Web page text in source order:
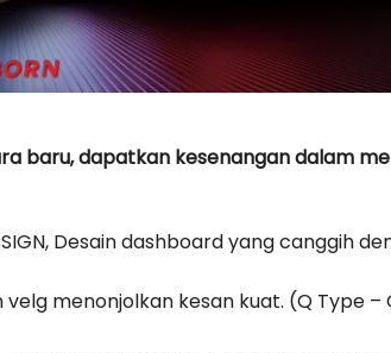
baru, dapatkan kesenangan dalam
Desain dashboard yang canggih
velg menonjolkan kesan kuat. (Q Type